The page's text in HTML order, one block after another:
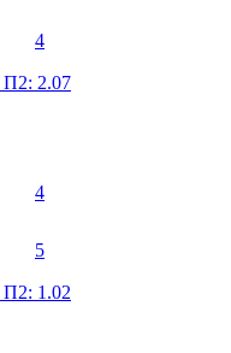
4
П2: 2.07
4
5
П2: 1.02